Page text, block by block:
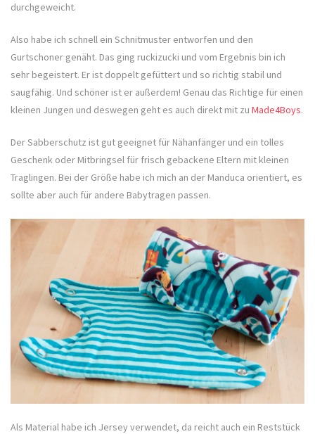
durchgeweicht.
Also habe ich schnell ein Schnitmuster entworfen und den
Gurtschoner genäht. Das ging ruckizucki und vom Ergebnis bin ich
sehr begeistert. Er ist doppelt gefüttert und so richtig stabil und
saugfähig. Und schöner ist er außerdem! Genau das Richtige für einen
kleinen Jungen und deswegen geht es auch direkt mit zu Made4Boys.
Der Sabberschutz ist gut geeignet für Nähanfänger und ein tolles
Geschenk oder Mitbringsel für frisch gebackene Eltern mit kleinen
Traglingen. Bei der Größe habe ich mich an der Manduca orientiert, es
sollte aber auch für andere Babytragen passen.
Als Material habe ich Jersey verwendet, da reicht auch ein Reststück